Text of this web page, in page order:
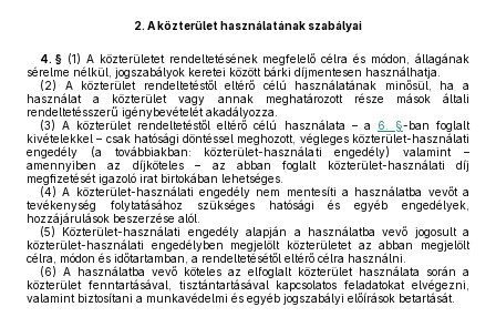
2. A közterület használatának szabályai
4. § (1) A közterületet rendeltetésének megfelelő célra és módon, állagának
sérelme nélkül, jogszabályok keretei között bárki díjmentesen használhatja.
(2) A közterület rendeltetéstől eltérő célú használatának minősül, ha a
használat a közterület vagy annak meghatározott része mások általi
rendeltetésszerű igénybevételét akadályozza.
(3) A közterület rendeltetéstől eltérő célú használata – a 6. §-ban foglalt
kivételekkel – csak hatósági döntéssel meghozott, végleges közterület-használati
engedély (a továbbiakban: közterület-használati engedély) valamint –
amennyiben az díjköteles – az abban foglalt közterület-használati díj
megfizetését igazoló irat birtokában lehetséges.
(4) A közterület-használati engedély nem mentesíti a használatba vevőt a
tevékenység folytatásához szükséges hatósági és egyéb engedélyek,
hozzájárulások beszerzése alól.
(5) Közterület-használati engedély alapján a használatba vevő jogosult a
közterület-használati engedélyben megjelölt közterületet az abban megjelölt
célra, módon és időtartamban, a rendeltetésétől eltérő célra használni.
(6) A használatba vevő köteles az elfoglalt közterület használata során a
közterület fenntartásával, tisztántartásával kapcsolatos feladatokat elvégezni,
valamint biztosítani a munkavédelmi és egyéb jogszabályi előírások betartását.